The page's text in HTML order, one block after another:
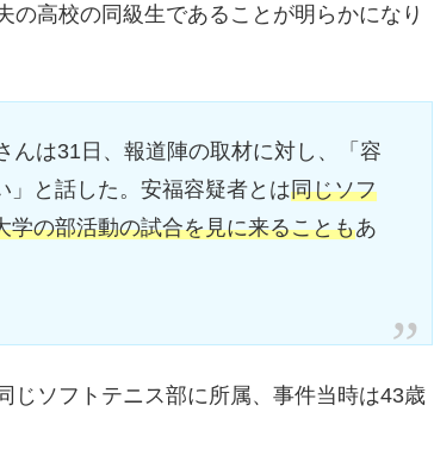
高校の同級生であることが明らかになり
んは31日、報道陣の取材に対し、「容
」と話した。安福容疑者とは同じソフ
学の部活動の試合を見に来ることもあ
じソフトテニス部に所属、事件当時は43歳